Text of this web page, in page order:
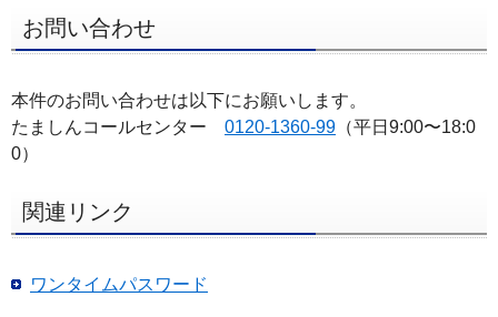
お問い合わせ
本件のお問い合わせは以下にお願いします。
たましんコールセンター 0120-1360-99 （平日9:00〜18:0
0）
関連リンク
ワンタイムパスワード